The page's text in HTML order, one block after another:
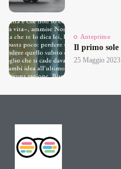
Anteprime
Il primo sole
25 Maggio 2023